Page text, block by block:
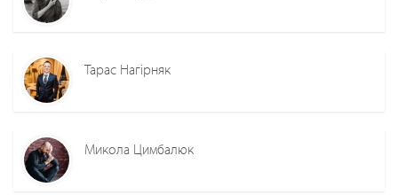
Тарас Нагірняк
Микола Цимбалюк